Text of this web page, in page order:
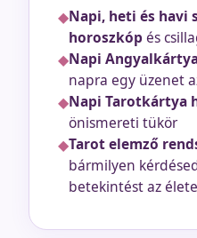
◆Napi, heti és havi
horoszkópés
◆Napi
napra egy üzenet
◆Napi Tarotkártya
önismereti tükör
◆Tarot elemző
bármilyen
betekintést az